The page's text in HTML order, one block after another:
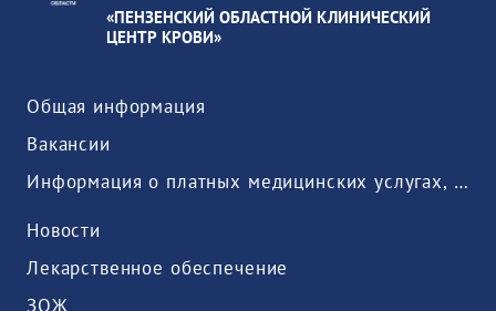
«ПЕНЗЕНСКИЙ ОБЛАСТНОЙ КЛИНИЧЕСКИЙ
ЦЕНТР КРОВИ»
Общая информация
Вакансии
Информация о платных медицинских услугах, предоставляемых медицинской организацией
Новости
Лекарственное обеспечение
ЗОЖ